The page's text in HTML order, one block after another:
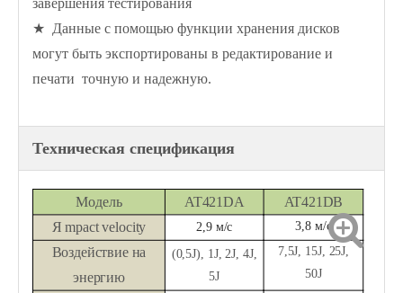
завершения тестирования
★ Данные с помощью функции хранения дисков
могут быть экспортированы в редактирование и
печати точную и надежную.
Техническая спецификация
Модель AT421DA
AT421DB
Яmpact velocity 2,9 м/с 3,8 м/с
Воздействие на
энергию
(0,5J), 1J, 2J, 4J,
5J
7,5J, 15J, 25J,
50J